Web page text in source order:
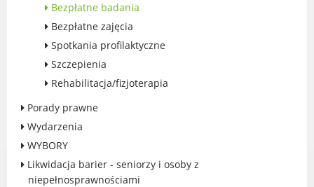
Przemysłowej
Śladami historii Lubonia
Gry miejskie
Kultura
Komenda Straży Miejskiej Miasta
Luboń
Komisariat Policji w Luboniu
LOSiR
Serwisy mapowe
Informator Miasta Luboń
Bezpłatne badania
Bezpłatne zajęcia
Spotkania profilaktyczne
Szczepienia
Rehabilitacja/fizjoterapia
Porady prawne
Wydarzenia
WYBORY
Likwidacja barier - seniorzy i osoby z
niepełnosprawnościami